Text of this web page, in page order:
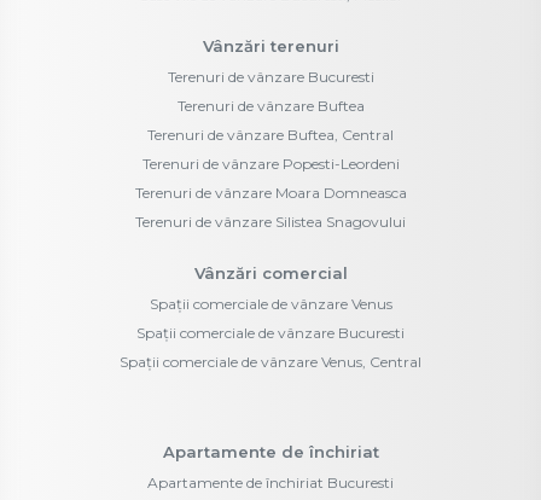
Vânzări terenuri
Terenuri de vânzare Bucuresti
Terenuri de vânzare Buftea
Terenuri de vânzare Buftea, Central
Terenuri de vânzare Popesti-Leordeni
Terenuri de vânzare Moara Domneasca
Terenuri de vânzare Silistea Snagovului
Vânzări comercial
Spații comerciale de vânzare Venus
Spații comerciale de vânzare Bucuresti
Spații comerciale de vânzare Venus, Central
Apartamente de închiriat
Apartamente de închiriat Bucuresti